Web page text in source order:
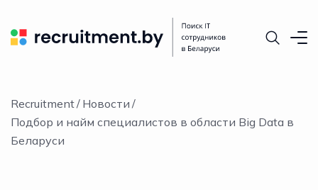
Recruitment Новости
Подбор и найм специалистов в области Big Data в
Беларуси